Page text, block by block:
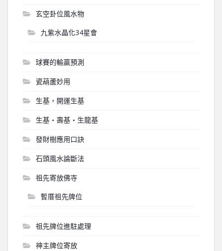
玄空卦位風水物
九紫水晶化34星會
球賽的輸贏預測
瓷葫蘆妙用
生基，開運生基
生基‧壽基‧生龍基
發財樹應用口訣
石頭風水論斷法
祖先寄放佛寺
暫厝祖先牌位
祖先牌位進駐處理
神主牌位寄放